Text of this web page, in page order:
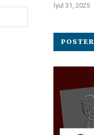
İyul 31, 2025
POSTER